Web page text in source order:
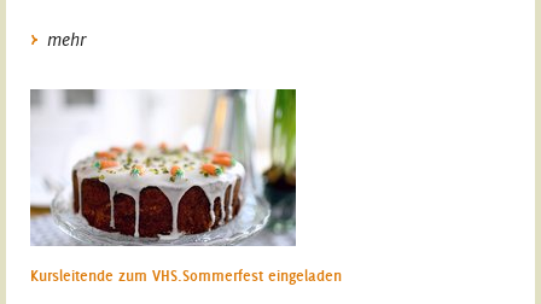
mehr
Kursleitende zum VHS.Sommerfest eingeladen